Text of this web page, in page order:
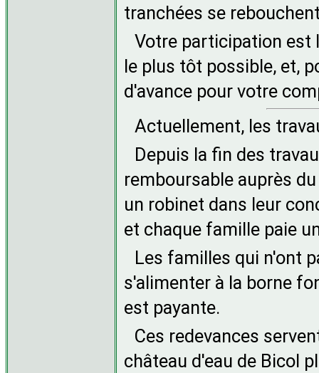
tranchées se
Votre participation est
le plus tôt possible, et,
d'avance pour votre
Actuellement, les
Depuis la fin des
remboursable auprès
un robinet dans leur
et chaque famille paie
Les familles qui n'ont
s'alimenter à la borne
est payante.
Ces redevances
château d'eau de Bicol